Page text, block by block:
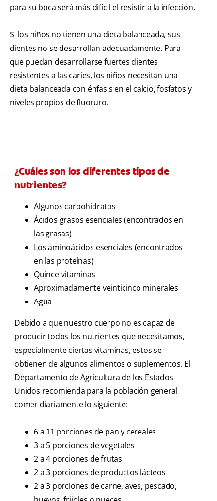
para su boca será más difícil el resistir a la infección.
Si los niños no tienen una dieta balanceada, sus
dientes no se desarrollan adecuadamente. Para
que puedan desarrollarse fuertes dientes
resistentes a las caries, los niños necesitan una
dieta balanceada con énfasis en el calcio, fosfatos y
niveles propios de fluoruro.
¿Cuáles son los diferentes tipos de
nutrientes?
Algunos carbohidratos
Ácidos grasos esenciales (encontrados en
las grasas)
Los aminoácidos esenciales (encontrados
en las proteínas)
Quince vitaminas
Aproximadamente veinticinco minerales
Agua
Debido a que nuestro cuerpo no es capaz de
producir todos los nutrientes que necesitamos,
especialmente ciertas vitaminas, estos se
obtienen de algunos alimentos o suplementos. El
Departamento de Agricultura de los Estados
Unidos recomienda para la población general
comer diariamente lo siguiente:
6 a 11 porciones de pan y cereales
3 a 5 porciones de vegetales
2 a 4 porciones de frutas
2 a 3 porciones de productos lácteos
2 a 3 porciones de carne, aves, pescado,